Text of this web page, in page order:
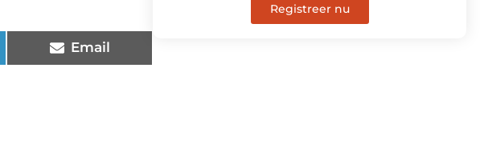
Email
Registreer nu